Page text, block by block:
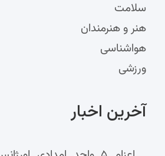
سلامت
هنر و هنرمندان
هواشناسی
ورزشی
آخرین اخبار